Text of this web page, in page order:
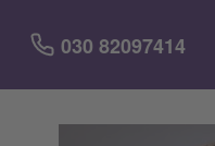
030 82097414